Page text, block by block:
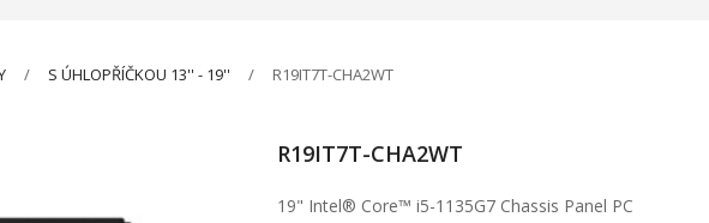
S ÚHLOPŘÍČKOU 13'' - 19'' R19IT7T-CHA2WT
R19IT7T-CHA2WT
19" Intel® Core™ i5-1135G7 Chassis Panel PC